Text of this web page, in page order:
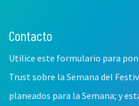
Leave
field
Contacto
Utilice este formulario para
Trust sobre la Semana del
planeados para la Semana; y